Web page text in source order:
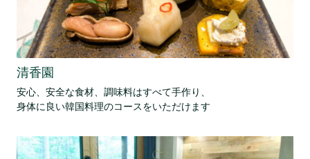
清香園
安心、安全な食材、調味料はすべて手作り、
身体に良い韓国料理のコースをいただけます